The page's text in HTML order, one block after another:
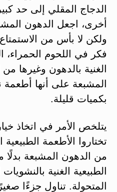
الدجاج المقلي إلى حد
أخرى، اجعل الدهون
ولكن لا بأس من
فكر في اللحوم الحمراء،
الغنية بالدهون وغيرها
المشبعة على أنها أطعمة
بكميات قليلة.
يتلخص الأمر في اتخاذ
تختاروا الأطعمة
من الدهون المشبعة بدلًا
الطبيعية الغنية
المتحولة. تناول جزءًا